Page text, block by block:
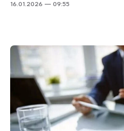
16.01.2026 — 09:55